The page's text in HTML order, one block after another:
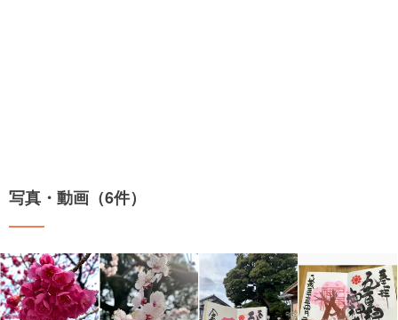
写真・動画（6件）